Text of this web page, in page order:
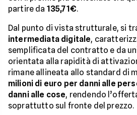
partire da 135,71€.
Dal punto di vista strutturale, si
intermediata digitale,
semplificata del contratto e da
orientata alla rapidità di
rimane allineata allo standard di
milioni di euro per danni alle
danni alle cose, rendendo
soprattutto sul fronte del prezzo.